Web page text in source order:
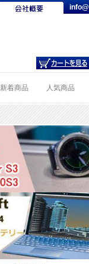
新着商品 人気商品